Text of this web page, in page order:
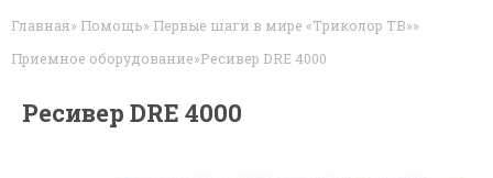
Главная» Помощь» Первые шаги в мире «Триколор ТВ»»
Приемное оборудование»Ресивер DRE 4000
Ресивер DRE 4000